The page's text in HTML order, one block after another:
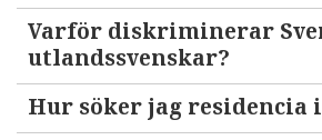
Varför diskriminerar
utlandssvenskar?
Hur söker jag residencia